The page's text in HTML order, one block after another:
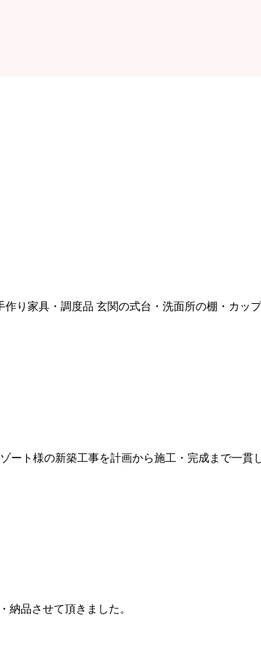
り家具・調度品 玄関の式台・洗面所の棚・カッ
ート様の新築工事を計画から施工・完成まで一
納品させて頂きました。